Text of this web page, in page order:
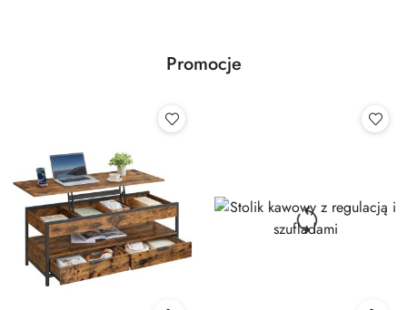
Promocje